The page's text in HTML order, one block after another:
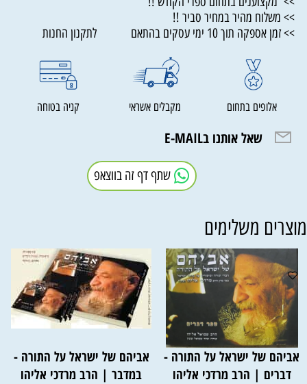
>> משלוח מהיר במחיר סביר !!
>> זמן אספקה תוך 10 ימי עסקים בהתאם לתקנון החנות
אלופים בתחום מקבלים אשראי קניה בטוחה
שאל אותנו בE-MAIL
שתף דף זה בווצאפ
משלימים
אביהם של ישראל על התורה -
דברים | הרב מרדכי אליהו
אביהם של ישראל על התורה -
במדבר | הרב מרדכי אליהו